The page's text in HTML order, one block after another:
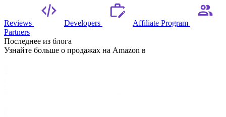
Reviews Developers
Affiliate Program
Partners
Последнее из блога
Узнайте больше о продажах на Amazon в